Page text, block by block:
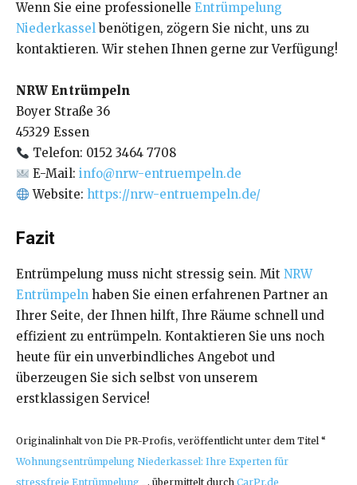
Wenn Sie eine professionelle Entrümpelung
Niederkassel benötigen, zögern Sie nicht, uns zu
kontaktieren. Wir stehen Ihnen gerne zur Verfügung!
NRW Entrümpeln
Boyer Straße 36
45329 Essen
Telefon: 0152 3464 7708
E-Mail:info@nrw-entruempeln.de
Website: https://nrw-entruempeln.de/
Fazit
Entrümpelung muss nicht stressig sein. Mit NRW
Entrümpeln haben Sie einen erfahrenen Partner an
Ihrer Seite, der Ihnen hilft, Ihre Räume schnell und
effizient zu entrümpeln. Kontaktieren Sie uns noch
heute für ein unverbindliches Angebot und
überzeugen Sie sich selbst von unserem
erstklassigen Service!
Originalinhalt von Die PR-Profis, veröffentlicht unter dem Titel “
Wohnungsentrümpelung Niederkassel: Ihre Experten für
stressfreie Entrümpelung „, übermittelt durch CarPr.de